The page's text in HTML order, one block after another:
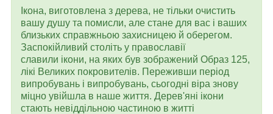
Ікона, виготовлена з дерева, не тільки очистить
вашу душу та помисли, але стане для вас і ваших
близьких справжньою захисницею й оберегом.
Заспокійливий століть у православії
славили ікони, на яких був зображений Образ 125,
лікі Великих покровителів. Переживши період
випробувань і випробувань, сьогодні віра знову
міцно увійшла в наше життя. Дерев'яні ікони
стають невіддільною частиною в житті